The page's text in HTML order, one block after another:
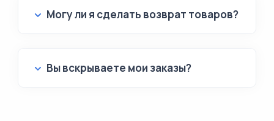
Могу ли я сделать возврат товаров?
Вы вскрываете мои заказы?